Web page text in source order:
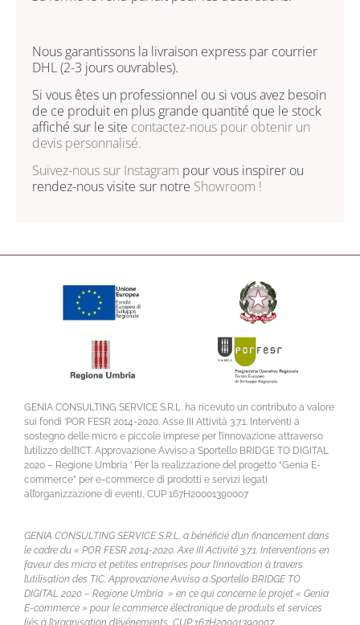
Nous garantissons la livraison express par courrier
DHL (2-3 jours ouvrables).
Si vous êtes un professionnel ou si vous avez besoin
de ce produit en plus grande quantité que le stock
affiché sur le site contactez-nous pour obtenir un
devis personnalisé.
Suivez-nous sur Instagram pour vous inspirer ou
rendez-nous visite sur notre Showroom !
GENIA CONSULTING SERVICE S.R.L. ha ricevuto un contributo a valore
sui fondi ‘POR FESR 2014-2020. Asse III Attività 3.7.1. Interventi a
sostegno delle micro e piccole imprese per l’innovazione attraverso
l’utilizzo dell’ICT. Approvazione Avviso a Sportello BRIDGE TO DIGITAL
2020 – Regione Umbria ‘ Per la realizzazione del progetto “Genia E-
commerce” per e-commerce di prodotti e servizi legati
all’organizzazione di eventi, CUP 167H20001390007
GENIA CONSULTING SERVICE S.R.L. a bénéficié d’un financement dans
le cadre du « POR FESR 2014-2020. Axe III Activité 3.7.1. Interventions en
faveur des micro et petites entreprises pour l’innovation à travers
l’utilisation des TIC. Approvazione Avviso a Sportello BRIDGE TO
DIGITAL 2020 – Regione Umbria » en ce qui concerne le projet « Genia
E-commerce » pour le commerce électronique de produits et services
liés à l’organisation d’événements, CUP 167H20001390007.